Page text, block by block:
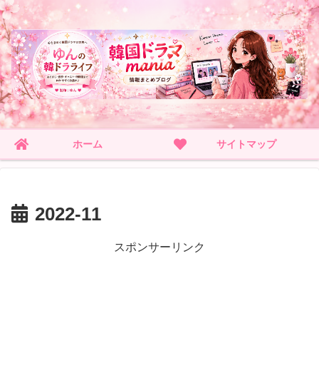
ホーム サイトマップ
2022-11
スポンサーリンク